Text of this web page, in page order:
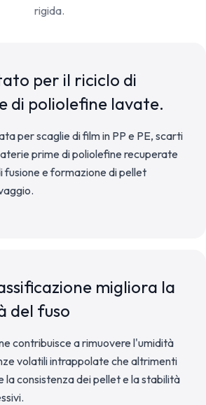
rigida.
per il riciclo di
di poliolefine lavate.
per scaglie di film in PP e PE, scarti
prime di poliolefine recuperate
fusione e formazione di pellet
migliora la
del fuso
contribuisce a rimuovere l'umidità
volatili intrappolate che altrimenti
la consistenza dei pellet e la stabilità